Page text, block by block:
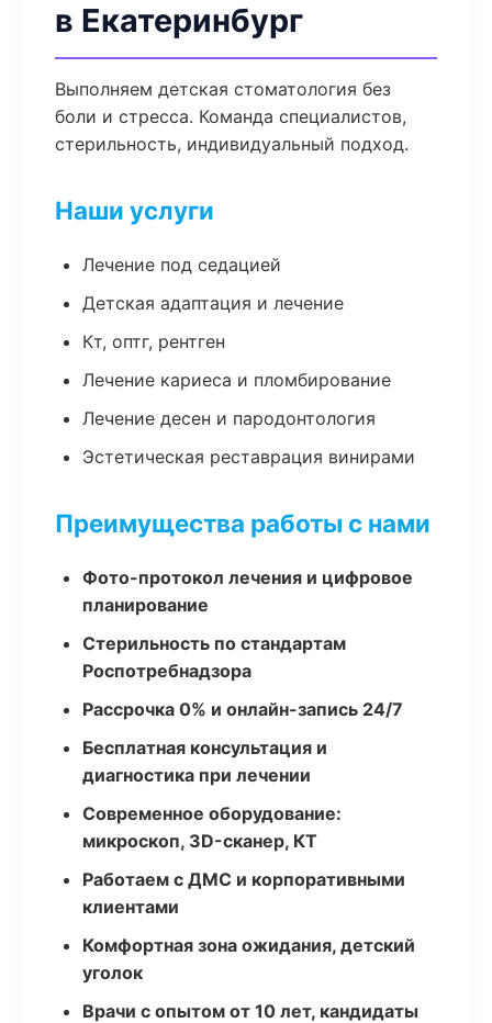
в Екатеринбург
Выполняем детская стоматология без
боли и стресса. Команда специалистов,
стерильность, индивидуальный подход.
Наши услуги
Лечение под седацией
Детская адаптация и лечение
Кт, оптг, рентген
Лечение кариеса и пломбирование
Лечение десен и пародонтология
Эстетическая реставрация винирами
Преимущества работы с нами
Фото-протокол лечения и цифровое
планирование
Стерильность по стандартам
Роспотребнадзора
Рассрочка 0% и онлайн-запись 24/7
Бесплатная консультация и
диагностика при лечении
Современное оборудование:
микроскоп, 3D-сканер, КТ
Работаем с ДМС и корпоративными
клиентами
Комфортная зона ожидания, детский
уголок
Врачи с опытом от 10 лет, кандидаты